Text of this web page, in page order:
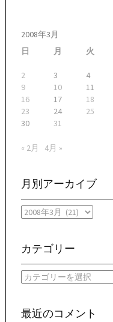
2008年3月
日
月 火
2
3 4
9
10 11
16
17 18
23
24 25
30
31
« 2月 4月 »
月別アーカイブ
月
ー
イ
ブ
カテゴリー
カ
リ
最近のコメント